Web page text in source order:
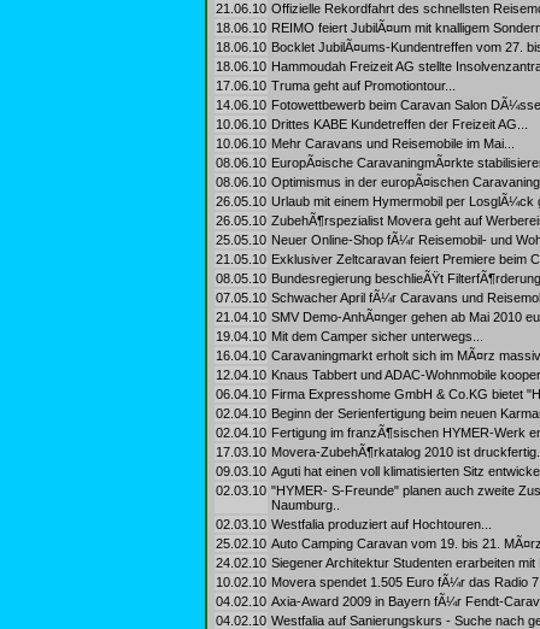
21.06.10 Offizielle Rekordfahrt des schnellsten
18.06.10 REIMO feiert JubilÃ¤um mit knalligem
18.06.10 Bocklet JubilÃ¤ums-Kundentreffen vom 27.
18.06.10 Hammoudah Freizeit AG stellte
17.06.10 Truma geht auf Promotiontour...
14.06.10 Fotowettbewerb beim Caravan Salon
10.06.10 Drittes KABE Kundetreffen der Freizeit AG...
10.06.10 Mehr Caravans und Reisemobile im Mai...
08.06.10 EuropÃ¤ische CaravaningmÃ¤rkte
08.06.10 Optimismus in der europÃ¤ischen
26.05.10 Urlaub mit einem Hymermobil per LosglÃ¼ck
26.05.10 ZubehÃ¶rspezialist Movera geht auf
25.05.10 Neuer Online-Shop fÃ¼r Reisemobil- und
21.05.10 Exklusiver Zeltcaravan feiert Premiere beim
08.05.10 Bundesregierung beschlieÃŸt
07.05.10 Schwacher April fÃ¼r Caravans und
21.04.10 SMV Demo-AnhÃ¤nger gehen ab Mai 2010
19.04.10 Mit dem Camper sicher unterwegs...
16.04.10 Caravaningmarkt erholt sich im MÃ¤rz
12.04.10 Knaus Tabbert und ADAC-Wohnmobile
06.04.10 Firma Expresshome GmbH & Co.KG bietet
02.04.10 Beginn der Serienfertigung beim neuen
02.04.10 Fertigung im franzÃ¶sischen HYMER-Werk
17.03.10 Movera-ZubehÃ¶rkatalog 2010 ist
09.03.10 Aguti hat einen voll klimatisierten Sitz
02.03.10 "HYMER- S-Freunde" planen auch zweite
Naumburg..
02.03.10 Westfalia produziert auf Hochtouren...
25.02.10 Auto Camping Caravan vom 19. bis 21.
24.02.10 Siegener Architektur Studenten erarbeiten
10.02.10 Movera spendet 1.505 Euro fÃ¼r das Radio
04.02.10 Axia-Award 2009 in Bayern fÃ¼r Fendt-
04.02.10 Westfalia auf Sanierungskurs - Suche nach